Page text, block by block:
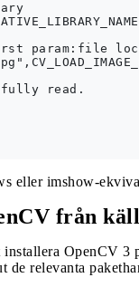
param:file
read.
eller imshow-
från
OpenCV
de relevanta